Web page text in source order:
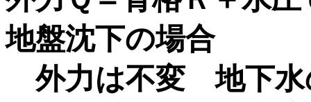
地盤沈下の場合
外力は不変 地下水